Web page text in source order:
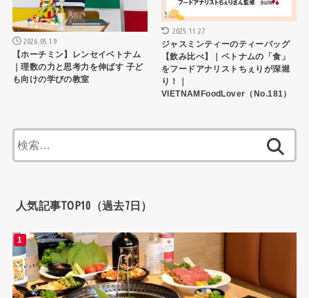
2026.05.19
【ホーチミン】レンセイベトナム
｜理数の力と思考力を伸ばす 子ど
も向けの学びの教室
2025.11.27
ジャスミンティーのティーバッグ
【飲み比べ】｜ベトナムの「食」
をフードアナリストちぇりが深堀
り！｜
VIETNAMFoodLover（No.181）
索:
人気記事TOP10（過去7日）